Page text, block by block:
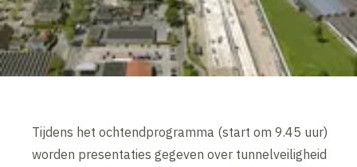
Tijdens het ochtendprogramma (start om 9.45 uur)
worden presentaties gegeven over tunnelveiligheid